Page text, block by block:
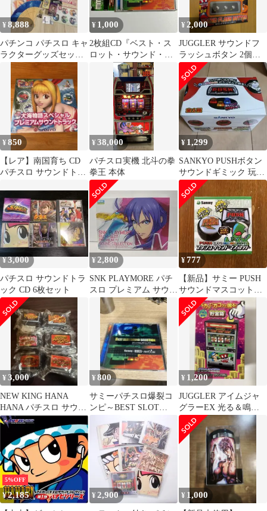
¥8,888
パチンコ パチスロ キャ
ラクターグッズセット
（ジャグラー、北斗、
まどマギ 等）
¥ 1,000
2枚組CD『ベスト・ス
ロット・サウンド・セ
レクション BEST
SLOT SOUND
SELECTION』
¥ 2,000
JUGGLER サウンドフ
ラッシュボタン 2個セ
ット
¥850
【レア】南国育ち CD
パチスロ サウンドトラ
¥38,000
パチスロ実機 北斗の拳
拳王 本体
¥ 1,299
SANKYO PUSHボタン
サウンドギミック 玩具
新品未開封 パチンコグ
ッズ
¥3,000
パチスロ サウンドトラ
ック CD 6枚セット
¥2,800
SNK PLAYMORE パチ
スロ プレミアム サウン
ド コレクション
¥777
【新品】サミー PUSH
サウンドマスコット
（キリンフラッシュ/丸
型）パチスロ
¥3,000
NEW KING HANA
HANA パチスロ サウン
ドキーホルダー 6種セ
ット
¥800
サミーパチスロ爆裂コ
ンピ～BEST SLOT
SOUND SELECTION
¥ 1,200
JUGGLER アイムジャ
グラーEX 光る＆鳴る
コインバンク
5%OFF
¥2,185 ¥2,900 ¥ 1,000